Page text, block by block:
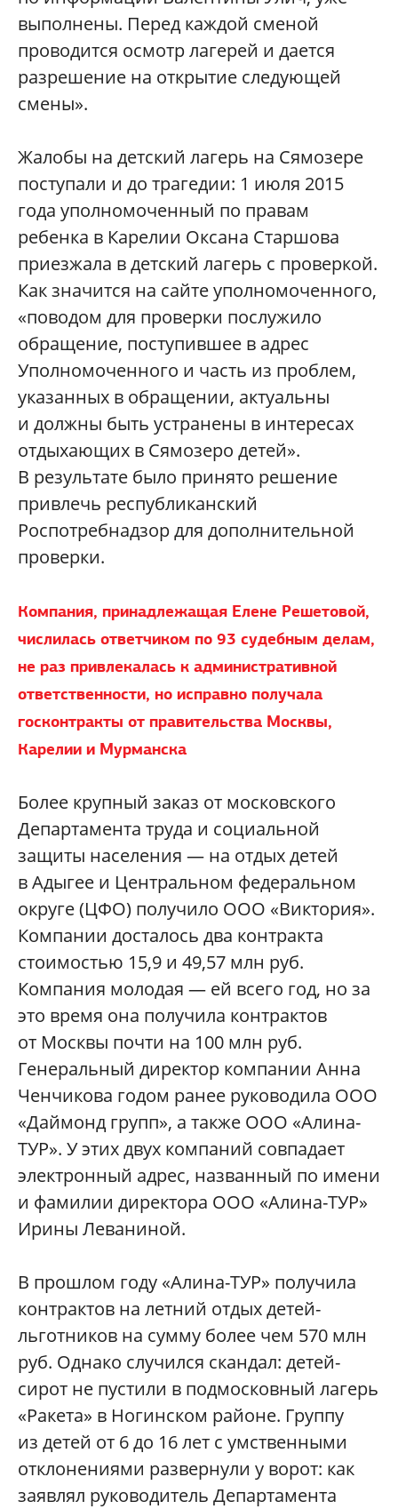
выполнены. Перед каждой сменой
проводится осмотр лагерей и дается
разрешение на открытие следующей
смены».
Жалобы на детский лагерь на Сямозере
поступали и до трагедии: 1 июля 2015
года уполномоченный по правам
ребенка в Карелии Оксана Старшова
приезжала в детский лагерь с проверкой.
Как значится на сайте уполномоченного,
«поводом для проверки послужило
обращение, поступившее в адрес
Уполномоченного и часть из проблем,
указанных в обращении, актуальны
и должны быть устранены в интересах
отдыхающих в Сямозеро детей».
В результате было принято решение
привлечь республиканский
Роспотребнадзор для дополнительной
проверки.
Компания, принадлежащая Елене Решетовой,
числилась ответчиком по 93 судебным делам,
не раз привлекалась к административной
ответственности, но исправно получала
госконтракты от правительства Москвы,
Карелии и Мурманска
Более крупный заказ от московского
Департамента труда и социальной
защиты населения — на отдых детей
в Адыгее и Центральном федеральном
округе (ЦФО) получило ООО «Виктория».
Компании досталось два контракта
стоимостью 15,9 и 49,57 млн руб.
Компания молодая — ей всего год, но за
это время она получила контрактов
от Москвы почти на 100 млн руб.
Генеральный директор компании Анна
Ченчикова годом ранее руководила ООО
«Даймонд групп», а также ООО «Алина-
ТУР». У этих двух компаний совпадает
электронный адрес, названный по имени
и фамилии директора ООО «Алина-ТУР»
Ирины Леваниной.
В прошлом году «Алина-ТУР» получила
контрактов на летний отдых детей-
льготников на сумму более чем 570 млн
руб. Однако случился скандал: детей-
сирот не пустили в подмосковный лагерь
«Ракета» в Ногинском районе. Группу
из детей от 6 до 16 лет с умственными
отклонениями развернули у ворот: как
заявлял руководитель Департамента